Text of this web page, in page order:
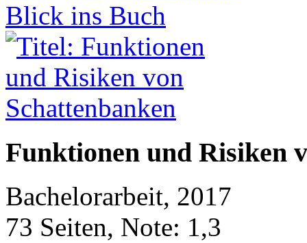
Blick ins Buch
Funktionen und Risiken
Bachelorarbeit, 2017
73 Seiten, Note: 1,3